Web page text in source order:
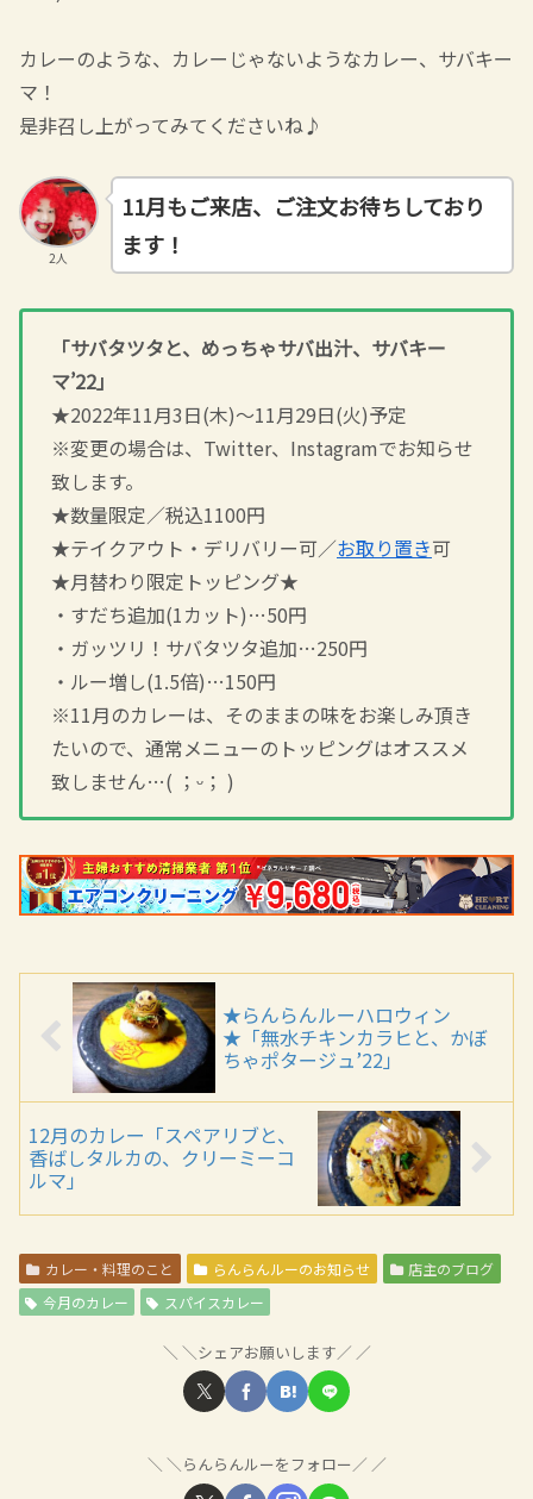
カレーのような、カレーじゃないようなカレー、サバキー
マ！
是非召し上がってみてくださいね♪
2人
11月もご来店、ご注文お待ちしており
ます！
「サバタツタと、めっちゃサバ出汁、サバキー
マ’22」
★2022年11月3日(木)～11月29日(火)予定
※変更の場合は、Twitter、Instagramでお知らせ
致します。
★数量限定／税込1100円
★テイクアウト・デリバリー可／お取り置き可
★月替わり限定トッピング★
・すだち追加(1カット)…50円
・ガッツリ！サバタツタ追加…250円
・ルー増し(1.5倍)…150円
※11月のカレーは、そのままの味をお楽しみ頂き
たいので、通常メニューのトッピングはオススメ
致しません…( ；ᵕ； )
★らんらんルーハロウィン
★「無水チキンカラヒと、かぼ
ちゃポタージュ’22」
12月のカレー「スペアリブと、
香ばしタルカの、クリーミーコ
ルマ」
カレー・料理のこと らんらんルーのお知らせ
店主のブログ
今月のカレー
スパイスカレー
＼シェアお願いします／
＼らんらんルーをフォロー／